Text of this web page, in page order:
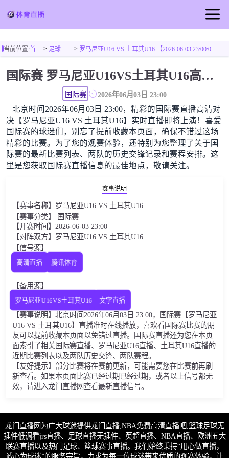
篮球直播
当前位置: 首页 > 足球直播 > 罗马尼亚U16 VS 土耳其U16 【2026-06-03 23:00:00】
国际赛 罗马尼亚U16VS土耳其U16高清直播免费观看
国际赛 2026年06月03日 23:00
北京时间2026年06月03日 23:00，精彩的国际赛直播高清对
决【罗马尼亚U16 VS 土耳其U16】实时直播即将上演！喜爱
国际赛的球迷们，别忘了提前收藏本页面，确保不错过这场
精彩的比赛。为了您的观赛体验，还特别为您整理了关于国
际赛的最新比赛列表、两队的历史交锋记录和赛程安排。这
里是您获取国际赛直播信息的最佳地点，敬请关注。
赛事说明
【赛事名称】罗马尼亚U16 VS 土耳其U16
【赛事分类】 国际赛
【开赛时间】2026-06-03 23:00
【对阵双方】罗马尼亚U16 VS 土耳其U16
【信号源】
高清直播 腾讯体育
【备用源】
罗马尼亚U16VS土耳其U16 文字直播
【赛事说明】北京时间2026年06月03日 23:00，国际赛【罗马尼亚
U16 VS 土耳其U16】直播准时在线播放，喜欢看国际赛比赛的朋
友可以提前收藏本页面以免错过直播。国际赛直播还为您在本页
面索引了相关国际赛直播、罗马尼亚U16直播、土耳其U16直播的
近期比赛列表以及两队历史交锋、两队赛程。
【友好提示】部分比赛将在赛前更新，可能需要您在比赛前再刷
新查看。如果本页面比赛已经过期已经过期，或者以上信号都无
效，请进入龙门直播网查看最新直播信号。
龙门直播网为广大球迷提供龙门直播,NBA免费高清直播吧,篮球足球无
插件低调看jrs直播、足球直播无插件、英超直播、NBA直播、欧洲五大
联赛直播以及热门足球、篮球赛事直播。我们始终秉持“用心做直播，